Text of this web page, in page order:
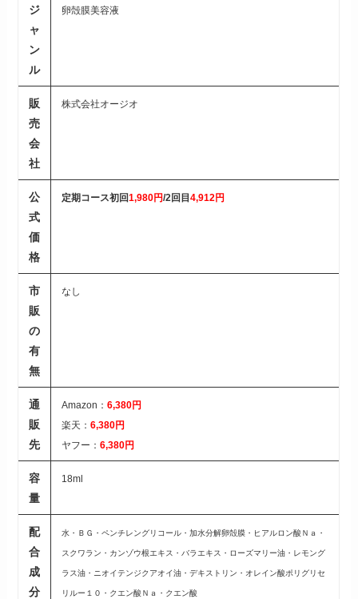
ジ
ャ
ン
ル
卵殻膜美容液
販
売
会
社
株式会社オージオ
公
式
価
格
定期コース初回1,980円/2回目4,912円
市
販
の
有
無
なし
通
販
先
Amazon：6,380円
楽天：6,380円
ヤフー：6,380円
容
量
18ml
配
合
成
分
水・ＢＧ・ペンチレングリコール・加水分解卵殻膜・ヒアルロン酸Ｎａ・
スクワラン・カンゾウ根エキス・バラエキス・ローズマリー油・レモング
ラス油・ニオイテンジクアオイ油・デキストリン・オレイン酸ポリグリセ
リルー１０・クエン酸Ｎａ・クエン酸